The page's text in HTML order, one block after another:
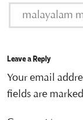
malayalam
Leave a Reply
Your email
fields are marked